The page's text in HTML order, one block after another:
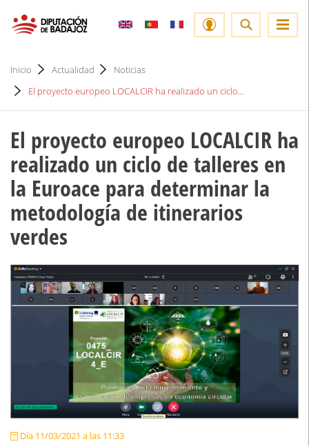
Inicio Actualidad
Noticias
El proyecto europeo LOCALCIR ha realizado un ciclo...
El proyecto europeo LOCALCIR ha
realizado un ciclo de talleres en
la Euroace para determinar la
metodología de itinerarios
verdes
Día 11/03/2021 a las 11:33